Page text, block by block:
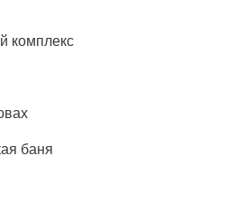
комплекс
баня